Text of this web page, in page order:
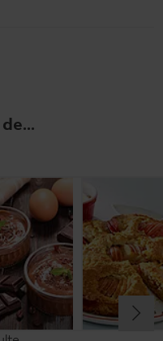
pește
mult 60 minute
Simplu
Cremă la
Cel mult 60 minute
Simplu